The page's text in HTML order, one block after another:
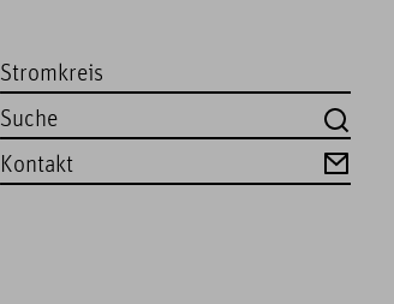
Stromkreis
Kontakt